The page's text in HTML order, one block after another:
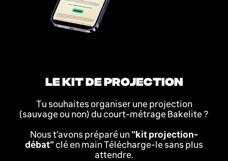
LE KIT DE PROJECTION
Tu souhaites organiser une projection
(sauvage ou non) du court-métrage Bakelite ?
Nous t’avons préparé un “kit projection-
débat” clé en main Télécharge-le sans plus
attendre.